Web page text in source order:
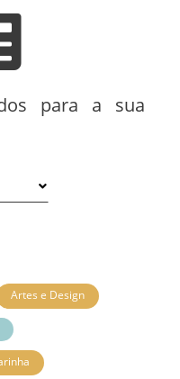
para a sua
Artes e Design